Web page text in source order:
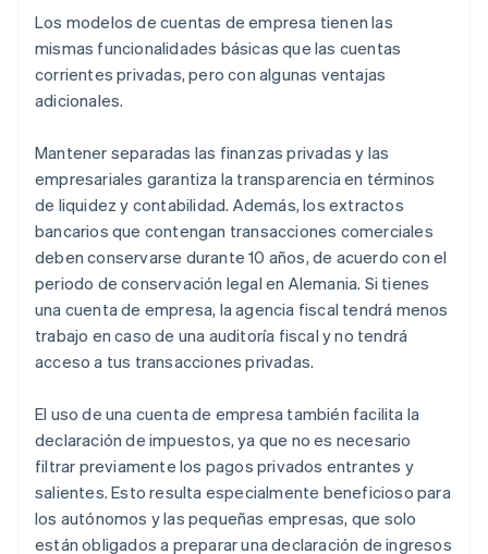
Los modelos de cuentas de empresa tienen las
mismas funcionalidades básicas que las cuentas
corrientes privadas, pero con algunas ventajas
adicionales.
Mantener separadas las finanzas privadas y las
empresariales garantiza la transparencia en términos
de liquidez y contabilidad. Además, los extractos
bancarios que contengan transacciones comerciales
deben conservarse durante 10 años, de acuerdo con el
periodo de conservación legal en Alemania. Si tienes
una cuenta de empresa, la agencia fiscal tendrá menos
trabajo en caso de una auditoría fiscal y no tendrá
acceso a tus transacciones privadas.
El uso de una cuenta de empresa también facilita la
declaración de impuestos, ya que no es necesario
filtrar previamente los pagos privados entrantes y
salientes. Esto resulta especialmente beneficioso para
los autónomos y las pequeñas empresas, que solo
están obligados a preparar una declaración de ingresos